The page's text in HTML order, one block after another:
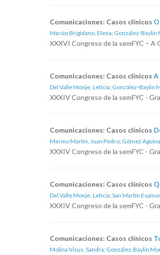
Comunicaciones: Casos clínicos
Marián Brigidano, Elena; González-Baylin
XXXVI Congreso de la semFYC – A
Comunicaciones: Casos clínicos A
Del Valle Monje, Leticia; González-Baylin
XXXIV Congreso de la semFYC -
Comunicaciones: Casos clínicos
Merino Martín, Juan Pedro; Gómez
XXXIV Congreso de la semFYC -
Comunicaciones: Casos clínicos
Del Valle Monje, Leticia; San Martín
XXXIV Congreso de la semFYC -
Comunicaciones: Casos clínicos
Molina Visus, Sandra; González-Baylin